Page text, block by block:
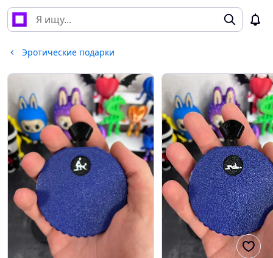
Эротические подарки